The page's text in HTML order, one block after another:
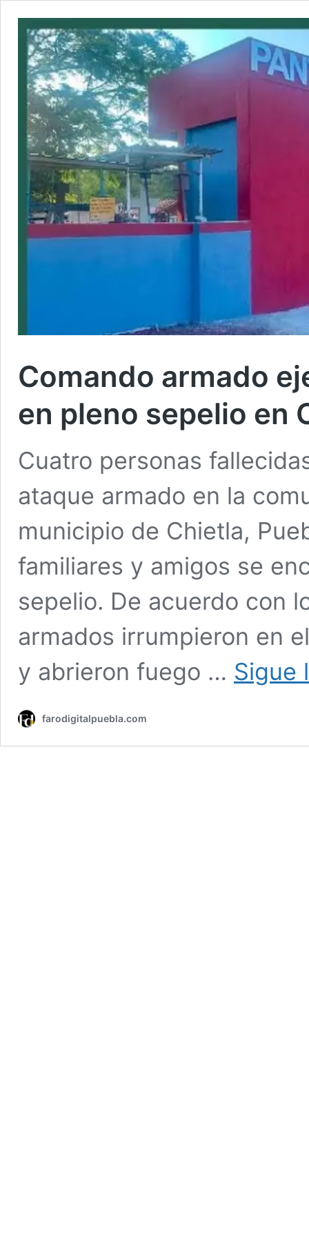
Comando armado
en pleno sepelio en
Cuatro personas
ataque armado en la
municipio de Chietla,
familiares y amigos se
sepelio. De acuerdo con
armados irrumpieron en
y abrieron fuego … Sigue
farodigitalpuebla.com